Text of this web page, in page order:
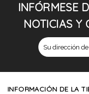
INFÓRMESE
NOTICIAS Y
INFORMACIÓN DE LA